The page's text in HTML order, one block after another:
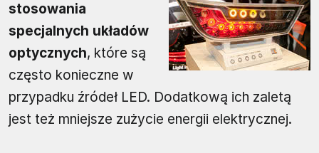
stosowania
specjalnych układów
optycznych, które są
często konieczne w
przypadku źródeł LED. Dodatkową ich zaletą
jest też mniejsze zużycie energii elektrycznej.